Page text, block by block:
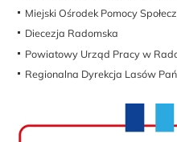
Miejski Ośrodek Pomocy
Diecezja Radomska
Powiatowy Urząd Pracy w
Regionalna Dyrekcja Lasów